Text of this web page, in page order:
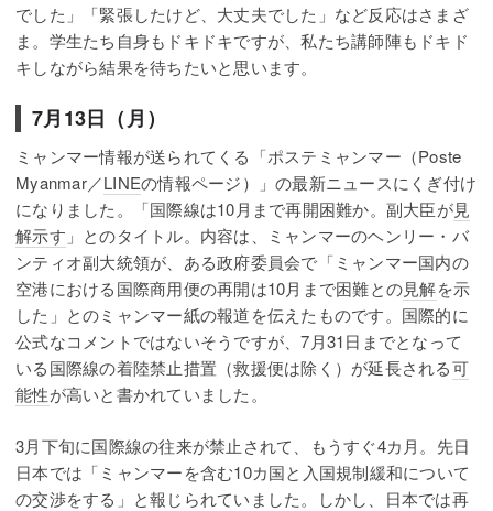
でした」「緊張したけど、大丈夫でした」など反応はさまざ
ま。学生たち自身もドキドキですが、私たち講師陣もドキド
キしながら結果を待ちたいと思います。
7月13日（月）
ミャンマー情報が送られてくる「ポステミャンマー（Poste
Myanmar／LINEの情報ページ）」の最新ニュースにくぎ付け
になりました。「国際線は10月まで再開困難か。副大臣が見
解示す 」とのタイトル。内容は、ミャンマーのヘンリー・バ
ンティオ副大統領が、ある政府委員会で「ミャンマー国内の
空港における国際商用便の再開は10月まで困難との見解を示
した」とのミャンマー紙の報道を伝えたものです。国際的に
公式なコメントではないそうですが、7月31日までとなって
いる国際線の着陸禁止措置（救援便は除く）が延長される可
能性が高いと書かれていました。
3月下旬に国際線の往来が禁止されて、もうすぐ4カ月。先日
日本では「ミャンマーを含む10カ国と入国規制緩和について
の交渉をする」と報じられていました。しかし、日本では再